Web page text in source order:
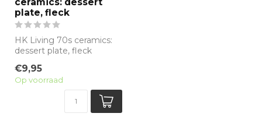
plate, fleck
HK Living 70s ceramics:
dessert plate, fleck
bordje
€9,95
Op voorraad